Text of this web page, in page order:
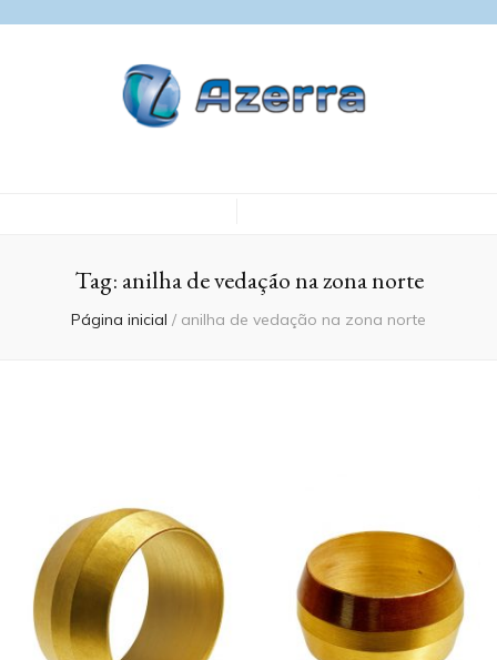
Tag: anilha de vedação na zona norte
Página inicial / anilha de vedação na zona norte